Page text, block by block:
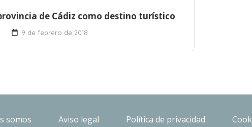
de Cádiz como destino turístico
9 de febrero de 2018
somos Aviso legal Política de privacidad